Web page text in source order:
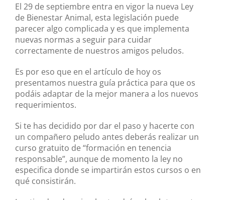
El 29 de septiembre entra en vigor la nueva Ley
de Bienestar Animal, esta legislación puede
parecer algo complicada y es que implementa
nuevas normas a seguir para cuidar
correctamente de nuestros amigos peludos.
Es por eso que en el artículo de hoy os
presentamos nuestra guía práctica para que os
podáis adaptar de la mejor manera a los nuevos
requerimientos.
Si te has decidido por dar el paso y hacerte con
un compañero peludo antes deberás realizar un
curso gratuito de “formación en tenencia
responsable”, aunque de momento la ley no
especifica donde se impartirán estos cursos o en
qué consistirán.